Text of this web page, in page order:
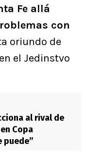
Fe allá
con
oriundo de
el Jedinstvo
al rival de
Copa
puede”